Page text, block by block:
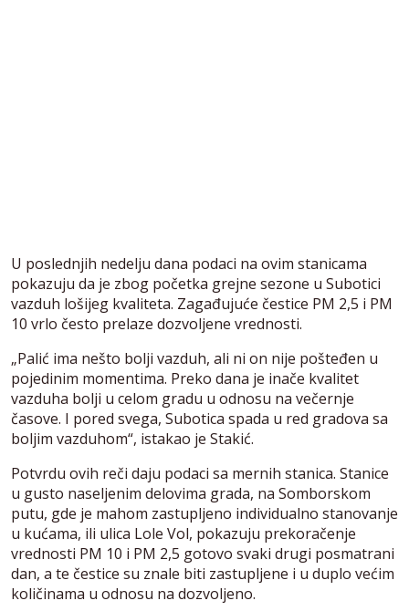
U poslednjih nedelju dana podaci na ovim stanicama
pokazuju da je zbog početka grejne sezone u Subotici
vazduh lošijeg kvaliteta. Zagađujuće čestice PM 2,5 i PM
10 vrlo često prelaze dozvoljene vrednosti.
„Palić ima nešto bolji vazduh, ali ni on nije pošteđen u
pojedinim momentima. Preko dana je inače kvalitet
vazduha bolji u celom gradu u odnosu na večernje
časove. I pored svega, Subotica spada u red gradova sa
boljim vazduhom“, istakao je Stakić.
Potvrdu ovih reči daju podaci sa mernih stanica. Stanice
u gusto naseljenim delovima grada, na Somborskom
putu, gde je mahom zastupljeno individualno stanovanje
u kućama, ili ulica Lole Vol, pokazuju prekoračenje
vrednosti PM 10 i PM 2,5 gotovo svaki drugi posmatrani
dan, a te čestice su znale biti zastupljene i u duplo većim
količinama u odnosu na dozvoljeno.